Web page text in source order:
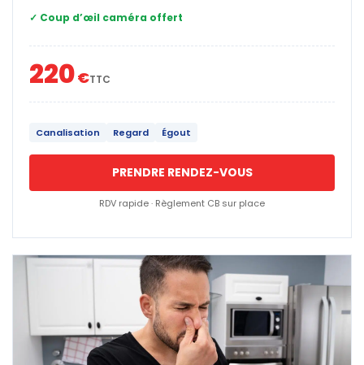
✓ Coup d’œil caméra offert
220€TTC
Canalisation Regard Égout
PRENDRE RENDEZ-VOUS
RDV rapide · Règlement CB sur place